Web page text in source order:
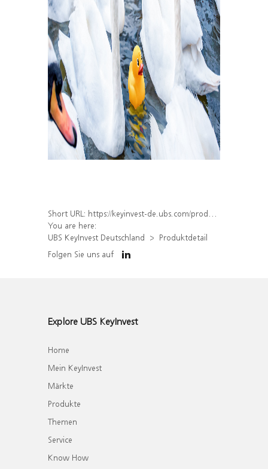
Short URL: https://keyinvest-de.ubs.com/produkt/detail/index/isin/DE000WA35E49
You are here:
UBS KeyInvest Deutschland
Produktdetail
Folgen Sie uns auf
Explore UBS KeyInvest
Home
Mein KeyInvest
Märkte
Produkte
Themen
Service
Know How